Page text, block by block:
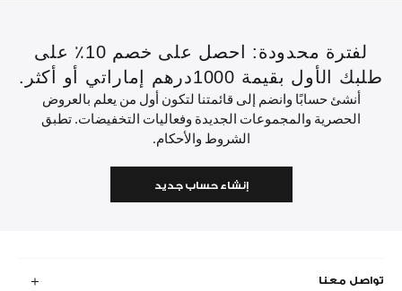
لفترة محدودة: احصل على خصم 10٪ على
طلبك الأول بقيمة 1000درهم إماراتي أو أكثر.
أنشئ حسابًا وانضم إلى قائمتنا لتكون أول من يعلم بالعروض
الحصرية والمجموعات الجديدة وفعاليات التخفيضات. تطبق
الشروط والأحكام.
إنشاء حساب جديد
تواصل معنا